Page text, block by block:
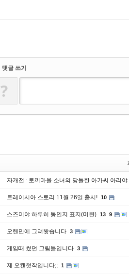
댓글 쓰기
?
자캐전 : 토끼마을 소녀의 당돌한 아가씨 아리야
트레이시아 스토리 11월 26일 출시! 10
스즈미야 하루히 동인지 표지(미완) 13 9
오랜만에 그려봣습니다 3
게임때 썼던 그림들입니다 3
제 오캔첫작입니다;; 1